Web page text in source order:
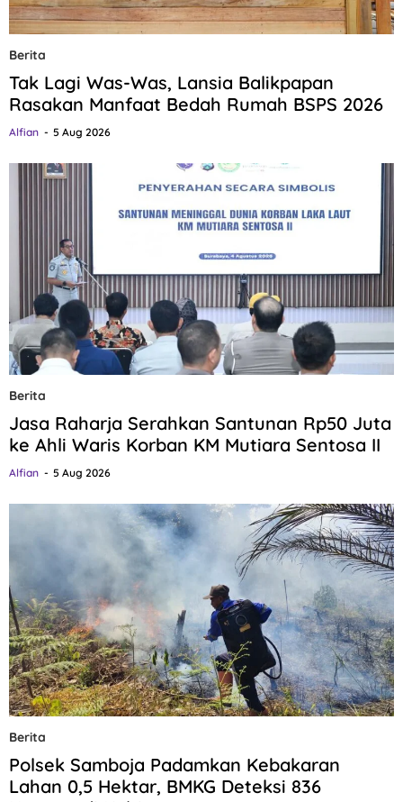
Berita
Tak Lagi Was-Was, Lansia Balikpapan
Rasakan Manfaat Bedah Rumah BSPS 2026
Alfian 5 Aug 2026
Berita
Jasa Raharja Serahkan Santunan Rp50 Juta
ke Ahli Waris Korban KM Mutiara Sentosa II
Alfian 5 Aug 2026
Berita
Polsek Samboja Padamkan Kebakaran
Lahan 0,5 Hektar, BMKG Deteksi 836